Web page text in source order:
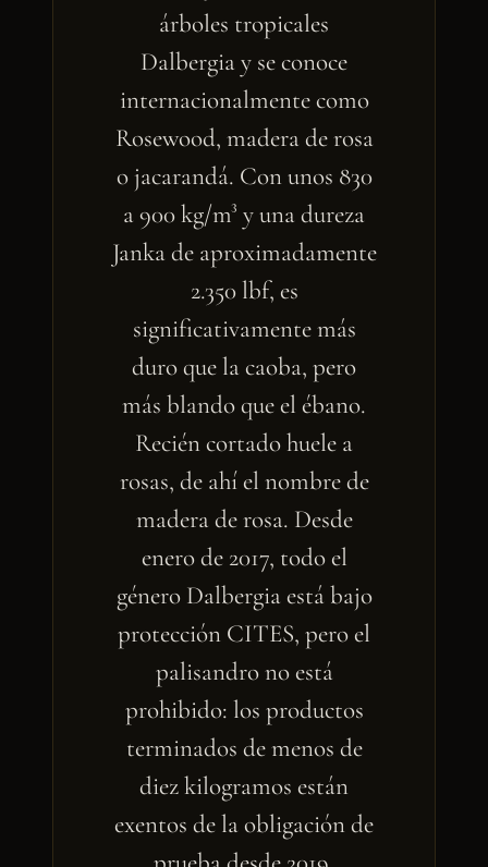
árboles tropicales
Dalbergia y se conoce
internacionalmente como
Rosewood, madera de rosa
o jacarandá. Con unos 830
a 900 kg/m³ y una dureza
Janka de aproximadamente
2.350 lbf, es
significativamente más
duro que la caoba, pero
más blando que el ébano.
Recién cortado huele a
rosas, de ahí el nombre de
madera de rosa. Desde
enero de 2017, todo el
género Dalbergia está bajo
protección CITES, pero el
palisandro no está
prohibido: los productos
terminados de menos de
diez kilogramos están
exentos de la obligación de